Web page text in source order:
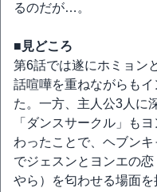
るのだが…。
■見どころ
第6話では遂にホミョン
話喧嘩を重ねながらも
た。一方、主人公3人に
「ダンスサークル」も
わったことで、ヘブン
でジェスンとヨンエの
やら）を匂わせる場面